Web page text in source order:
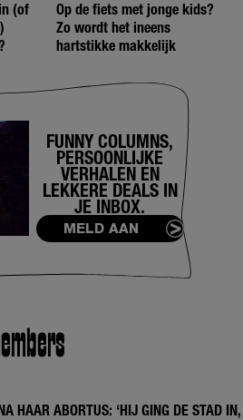
(of
Op de fiets met jonge kids?
Zo wordt het ineens
hartstikke makkelijk
FUNNY COLUMNS,
PERSOONLIJKE
VERHALEN EN
LEKKERE DEALS IN
JE INBOX.
MELD AAN
HAAR ABORTUS: ‘HIJ GING DE STAD IN,